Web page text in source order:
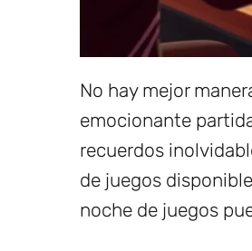
No hay mejor
emocionante
recuerdos
de juegos
noche de juegos